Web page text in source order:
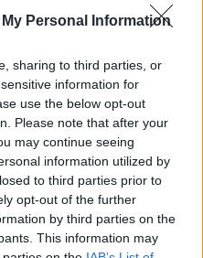
Personal Information
sharing to third parties, or
information for
use the below opt-out
Please note that after your
may continue seeing
information utilized by
to third parties prior to
opt-out of the further
by third parties on the
This information may
kiviais ir granatų
kitos mėgstamos